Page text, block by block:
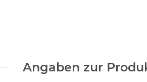
Angaben zur